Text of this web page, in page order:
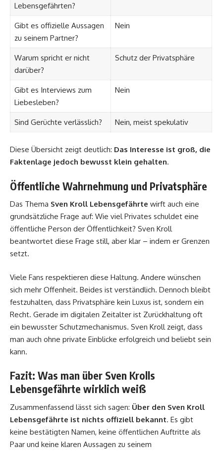
Lebensgefährten?
Gibt es offizielle Aussagen
zu seinem Partner?
Nein
Warum spricht er nicht
darüber?
Schutz der Privatsphäre
Gibt es Interviews zum
Liebesleben?
Nein
Sind Gerüchte verlässlich? Nein, meist spekulativ
Diese Übersicht zeigt deutlich: Das Interesse ist groß, die
Faktenlage jedoch bewusst klein gehalten.
Öffentliche Wahrnehmung und Privatsphäre
Das Thema Sven Kroll Lebensgefährte wirft auch eine
grundsätzliche Frage auf: Wie viel Privates schuldet eine
öffentliche Person der Öffentlichkeit? Sven Kroll
beantwortet diese Frage still, aber klar – indem er Grenzen
setzt.
Viele Fans respektieren diese Haltung. Andere wünschen
sich mehr Offenheit. Beides ist verständlich. Dennoch bleibt
festzuhalten, dass Privatsphäre kein Luxus ist, sondern ein
Recht. Gerade im digitalen Zeitalter ist Zurückhaltung oft
ein bewusster Schutzmechanismus. Sven Kroll zeigt, dass
man auch ohne private Einblicke erfolgreich und beliebt sein
kann.
Fazit: Was man über Sven Krolls
Lebensgefährte wirklich weiß
Zusammenfassend lässt sich sagen: Über den Sven Kroll
Lebensgefährte ist nichts offiziell bekannt. Es gibt
keine bestätigten Namen, keine öffentlichen Auftritte als
Paar und keine klaren Aussagen zu seinem